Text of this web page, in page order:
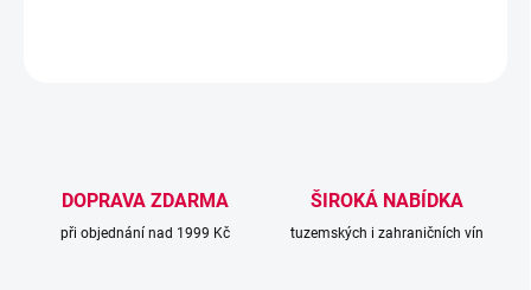
DOPRAVA ZDARMA
při objednání nad 1999 Kč
ŠIROKÁ NABÍDKA
tuzemských i zahraničních vín